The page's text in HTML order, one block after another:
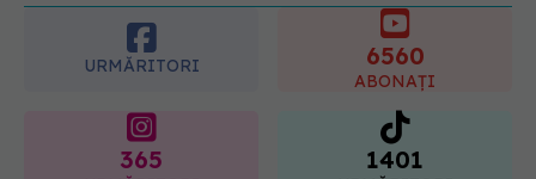
URMĂRITORI 6560
ABONAȚI
365 1401